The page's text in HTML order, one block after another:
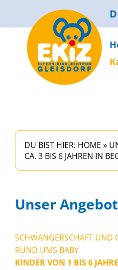
DU BIST HIER: HOME »
CA. 3 BIS 6 JAHREN IN
Unser Angebot
SCHWANGERSCHAFT UND
RUND UMS BABY
KINDER VON 1 BIS 6